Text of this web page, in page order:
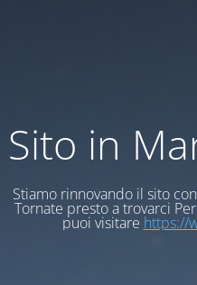
Sito in
Stiamo rinnovando il sito
Tornate presto a trovarci
puoi visitare https://